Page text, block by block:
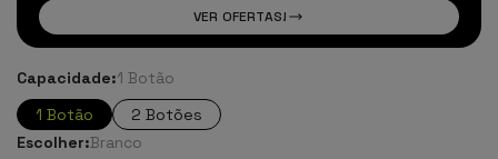
VER OFERTAS!
Capacidade:1 Botão
1 Botão
2 Botões
Escolher:Branco